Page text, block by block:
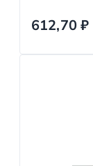
612,70₽